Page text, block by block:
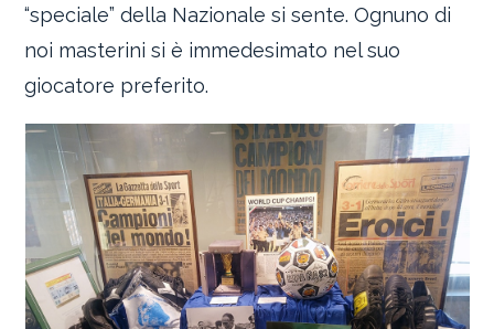
“speciale” della Nazionale si sente. Ognuno di
noi masterini si è immedesimato nel suo
giocatore preferito.